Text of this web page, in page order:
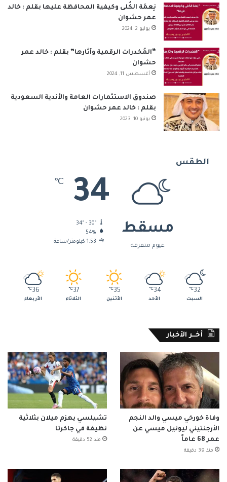
نِعمَة الكُلى وكيفية المحافظة عليها بقلم : خالد
عمر حشوان
يوليو 2, 2024
“المُخدرات الرقمية وآثارها” بقلم : خالد عمر
حشوان
أغسطس 11, 2024
صندوق الاستثمارات العامة والأندية السعودية
بقلم : خالد عمر حشوان
يونيو 10, 2023
الطقس
مسقط
غيوم متفرقة
34
℃
34º - 30º
54%
1.53 كيلومتر/ساعة
32
℃
السبت
34
℃
الأحد
35
℃
الأثنين
37
℃
الثلاثاء
36
℃
الأربعاء
أخــر الأخبار
وفاة خورخي ميسي والد النجم
الأرجنتيني ليونيل ميسي عن
عمر 68 عاماً
منذ 39 دقيقة
تشيلسي يهزم ميلان بثلاثية
نظيفة في جاكرتا
منذ 52 دقيقة